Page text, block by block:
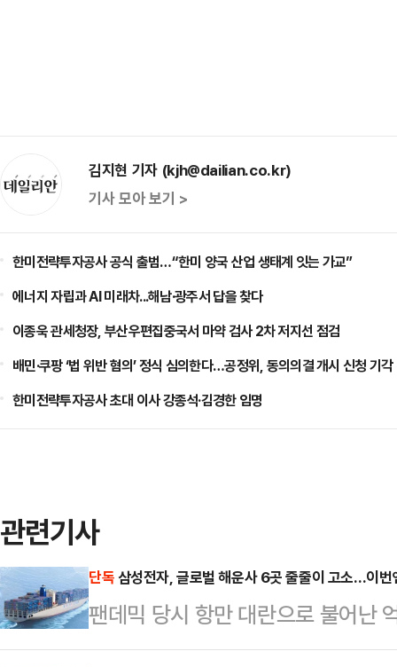
김지현 기자 (kjh@dailian.co.kr)
기사 모아 보기 >
한미전략투자공사 공식 출범…“한미 양국 산업 생태계 잇는 가교”
에너지 자립과 AI 미래차...해남·광주서 답을 찾다
이종욱 관세청장, 부산우편집중국서 마약 검사 2차 저지선 점검
배민·쿠팡 ‘법 위반 혐의’ 정식 심의한다…공정위, 동의의결 개시 신청 기각
한미전략투자공사 초대 이사 강종석·김경한 임명
관련기사
단독삼성전자, 글로벌 해운사 6곳 줄줄이 고소…이번
팬데믹 당시 항만 대란으로 불어난
법인과 글로벌 해운사 간 법정 공